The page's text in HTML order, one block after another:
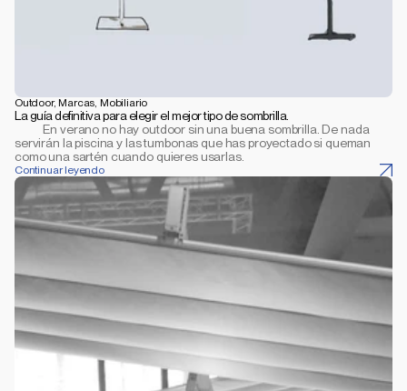
Outdoor, Marcas, Mobiliario
La guía definitiva para elegir el mejor tipo de sombrilla.
           En verano no hay outdoor sin una buena sombrilla. De nada
servirán la piscina y las tumbonas que has proyectado si queman
como una sartén cuando quieres usarlas.
Continuar leyendo